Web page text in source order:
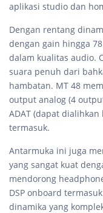
aplikasi studio dan
Dengan rentang
dengan gain hingga
dalam kualitas audio.
suara penuh dari
hambatan. MT 48
output analog (4
ADAT (dapat dialihkan
termasuk.
Antarmuka ini juga
yang sangat kuat
mendorong
DSP onboard
dinamika yang